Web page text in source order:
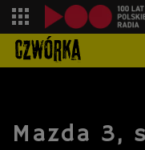
Mazda 3,